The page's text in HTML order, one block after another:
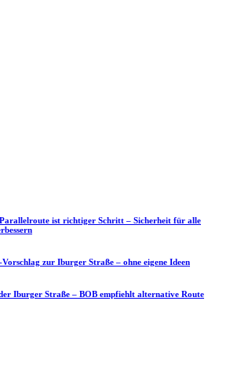
ist richtiger Schritt – Sicherheit für alle
zur Iburger Straße – ohne eigene Ideen
Iburger Straße – BOB empfiehlt alternative Route